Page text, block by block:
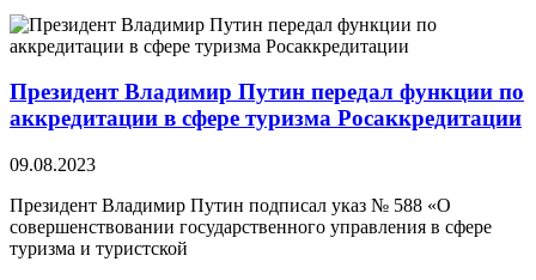
Президент Владимир Путин передал функции по
аккредитации в сфере туризма Росаккредитации
09.08.2023
Президент Владимир Путин подписал указ № 588 «О
совершенствовании государственного управления в сфере
туризма и туристской